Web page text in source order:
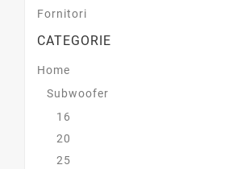
Fornitori
CATEGORIE
Home
Subwoofer
16
20
25